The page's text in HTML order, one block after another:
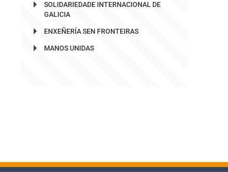
SOLIDARIEDADE INTERNACIONAL DE
GALICIA
ENXEÑERÍA SEN FRONTEIRAS
MANOS UNIDAS